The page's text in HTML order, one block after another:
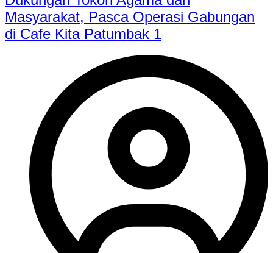
Masyarakat, Pasca Operasi Gabungan
di Cafe Kita Patumbak 1